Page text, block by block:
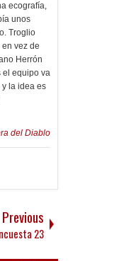
ecografía,
unos
Troglio
vez de
Herrón
el equipo va
y la idea es
del Diablo
Previous
23